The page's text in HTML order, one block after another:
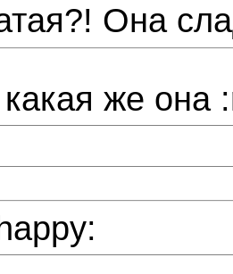
Она
же она